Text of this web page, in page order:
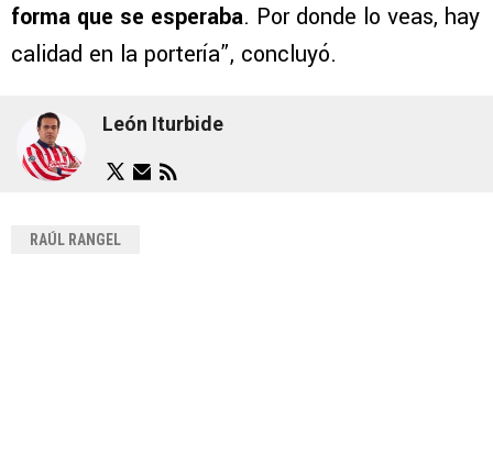
forma que se esperaba. Por donde lo veas, hay
calidad en la portería”, concluyó.
León Iturbide
RAÚL RANGEL